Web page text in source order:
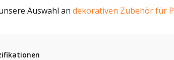
Auswahl an dekorativen Zubehör für